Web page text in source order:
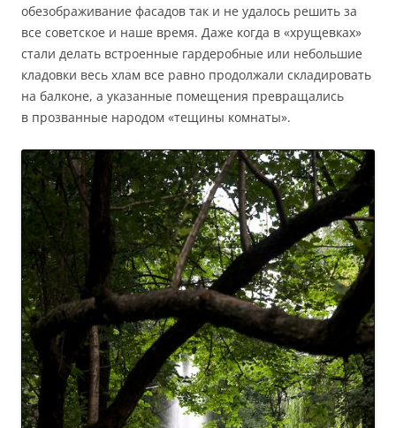
обезображивание фасадов так и не удалось решить за
все советское и наше время. Даже когда в «хрущевках»
стали делать встроенные гардеробные или небольшие
кладовки весь хлам все равно продолжали складировать
на балконе, а указанные помещения превращались
в прозванные народом «тещины комнаты».